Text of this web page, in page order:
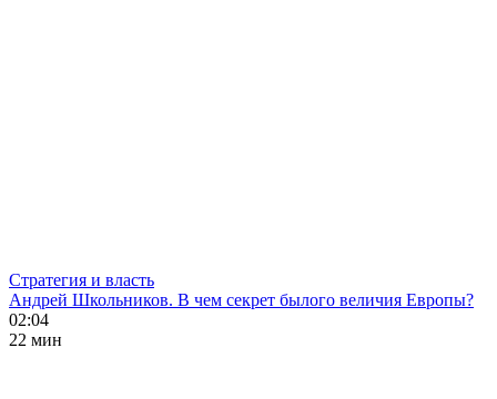
Стратегия и власть
Андрей Школьников. В чем секрет былого величия Европы?
02:04
22 мин